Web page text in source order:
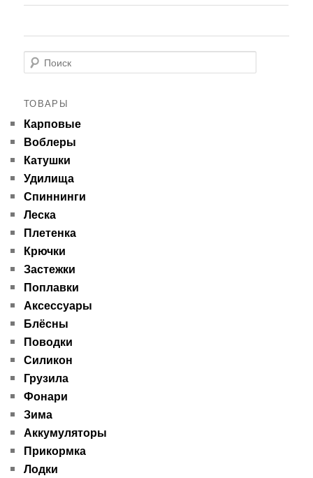
Поиск
ТОВАРЫ
Карповые
Воблеры
Катушки
Удилища
Спиннинги
Леска
Плетенка
Крючки
Застежки
Поплавки
Аксессуары
Блёсны
Поводки
Силикон
Грузила
Фонари
Зима
Аккумуляторы
Прикормка
Лодки